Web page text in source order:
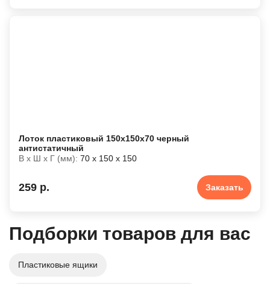
Лоток пластиковый 150х150х70 черный
антистатичный
В х Ш х Г (мм): 70 х 150 х 150
259 р. Заказать
Подборки товаров для вас
Пластиковые ящики